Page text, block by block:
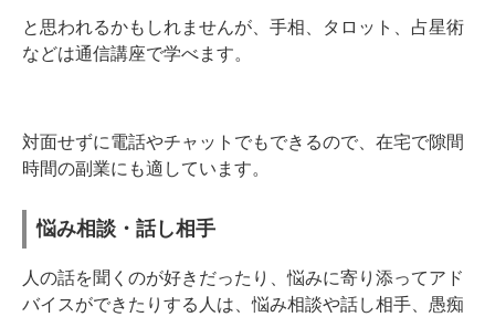
と思われるかもしれませんが、手相、タロット、占星術
などは通信講座で学べます。
対面せずに電話やチャットでもできるので、在宅で隙間
時間の副業にも適しています。
悩み相談・話し相手
人の話を聞くのが好きだったり、悩みに寄り添ってアド
バイスができたりする人は、悩み相談や話し相手、愚痴